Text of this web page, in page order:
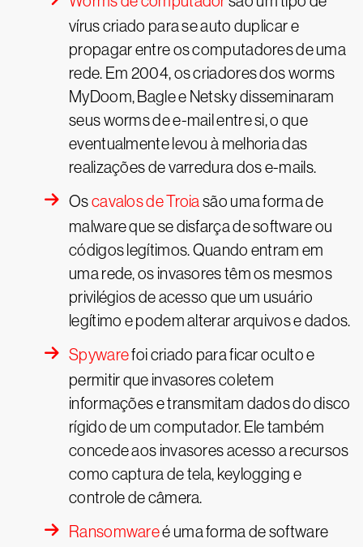
vírus criado para se auto duplicar e
propagar entre os computadores de uma
rede. Em 2004, os criadores dos worms
MyDoom, Bagle e Netsky disseminaram
seus worms de e-mail entre si, o que
eventualmente levou à melhoria das
realizações de varredura dos e-mails.
Oscavalos de Troia são uma forma de
malware que se disfarça de software ou
códigos legítimos. Quando entram em
uma rede, os invasores têm os mesmos
privilégios de acesso que um usuário
legítimo e podem alterar arquivos e dados.
Spywarefoi criado para ficar oculto e
permitir que invasores coletem
informações e transmitam dados do disco
rígido de um computador. Ele também
concede aos invasores acesso a recursos
como captura de tela, keylogging e
controle de câmera.
Ransomwareé uma forma de software